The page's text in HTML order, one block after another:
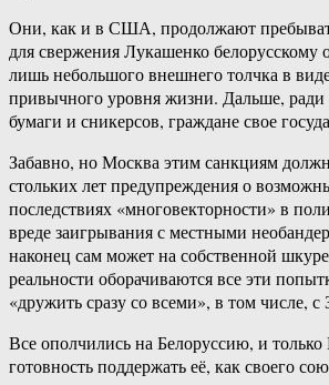
Они, как и в США, продолжают
для свержения Лукашенко белорусскому
лишь небольшого внешнего толчка в
привычного уровня жизни. Дальше, ради
бумаги и сникерсов, граждане свое
Забавно, но Москва этим санкциям
стольких лет предупреждения о
последствиях «многовекторности» в
вреде заигрывания с местными
наконец сам может на собственной
реальности оборачиваются все эти
«дружить сразу со всеми», в том числе, с
Все ополчились на Белоруссию, и
готовность поддержать её, как своего